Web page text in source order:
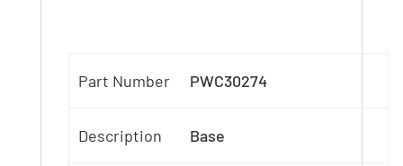
Part Number PWC30274
Description Base